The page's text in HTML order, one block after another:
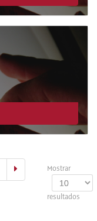
Mostrar
resultados